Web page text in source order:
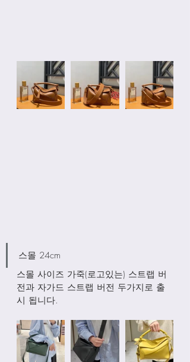
스몰 24cm
스몰 사이즈 가죽(로고있는) 스트랩 버
전과 자가드 스트랩 버전 두가지로 출
시 됩니다.